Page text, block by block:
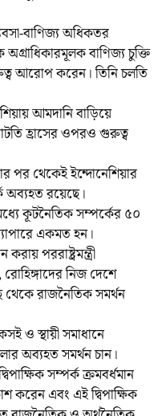
বাণিজ্য অধিকতর
অগ্রাধিকারমূলক বাণিজ্য চুক্তি
আরোপ করেন। তিনি চলতি
আমদানি বাড়িয়ে
হ্রাসের ওপরও গুরুত্ব
পর থেকেই ইন্দোনেশিয়ার
অব্যহত রয়েছে।
কূটনৈতিক সম্পর্কের ৫০
একমত হন।
পররাষ্ট্রমন্ত্রী
নিজ দেশে
থেকে রাজনৈতিক সমর্থন
ও স্থায়ী সমাধানে
অব্যহত সমর্থন চান।
সম্পর্ক ক্রমবর্ধমান
করেন এবং এই দ্বিপাক্ষিক